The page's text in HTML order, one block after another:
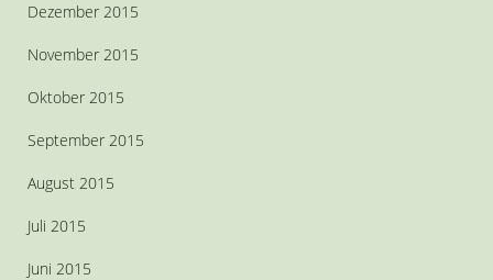
Dezember 2015
November 2015
Oktober 2015
September 2015
August 2015
Juli 2015
Juni 2015